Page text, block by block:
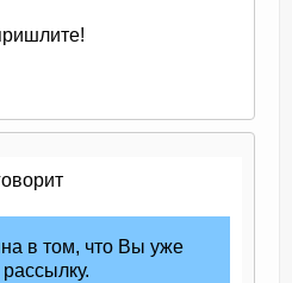
в том, что Вы уже